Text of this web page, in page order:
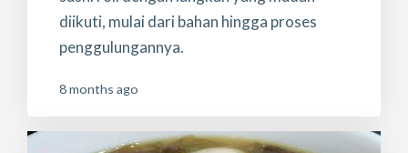
diikuti, mulai dari bahan hingga proses
penggulungannya.
8 months ago